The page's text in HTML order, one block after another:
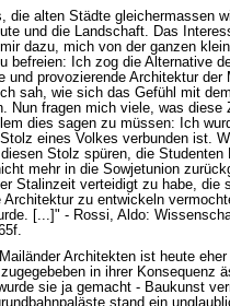
die alten Städte gleichermassen
und die Landschaft. Das
dazu, mich von der ganzen
befreien: Ich zog die Alternative
provozierende Architektur der
sah, wie sich das Gefühl mit
Nun fragen mich viele, was diese
dies sagen zu müssen: Ich
eines Volkes verbunden ist.
Stolz spüren, die Studenten
mehr in die Sowjetunion
Stalinzeit verteidigt zu habe, die
zu entwickeln
[...]" - Rossi, Aldo:
Architekten ist heute
in ihrer Konsequenz
sie ja gemacht - Baukunst
stand ein